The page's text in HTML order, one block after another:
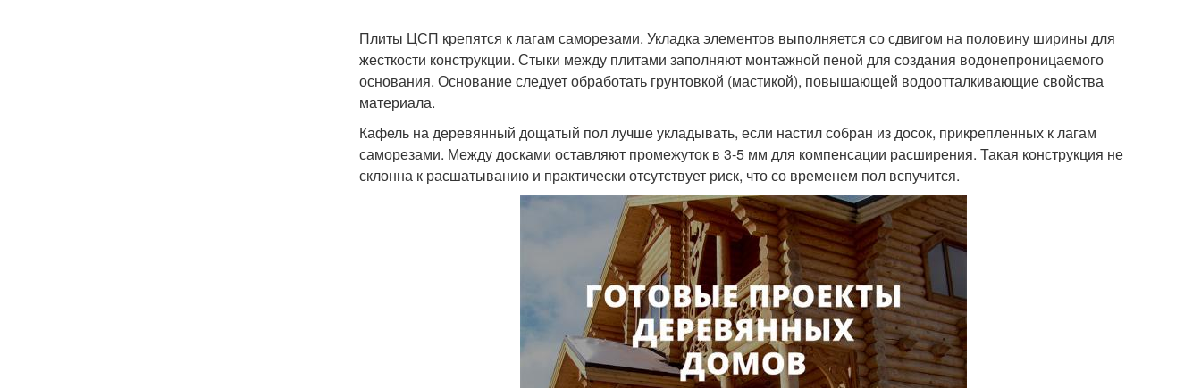
Плиты ЦСП крепятся к лагам саморезами. Укладка элементов выполняется со сдвигом на половину ширины для
жесткости конструкции. Стыки между плитами заполняют монтажной пеной для создания водонепроницаемого
основания. Основание следует обработать грунтовкой (мастикой), повышающей водоотталкивающие свойства
материала.
Кафель на деревянный дощатый пол лучше укладывать, если настил собран из досок, прикрепленных к лагам
саморезами. Между досками оставляют промежуток в 3-5 мм для компенсации расширения. Такая конструкция не
склонна к расшатыванию и практически отсутствует риск, что со временем пол вспучится.